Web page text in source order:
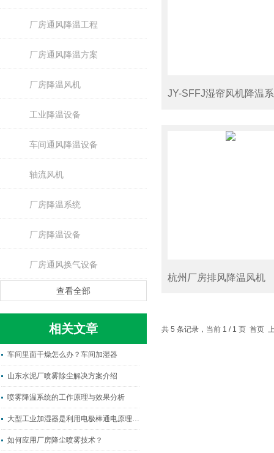
厂房通风降温工程
厂房通风降温方案
厂房降温风机
工业降温设备
车间通风降温设备
轴流风机
厂房降温系统
厂房降温设备
厂房通风换气设备
查看全部
相关文章
车间里面干燥怎么办？车间加湿器
山东水泥厂喷雾除尘解决方案介绍
喷雾降温系统的工作原理与效果分析
大型工业加湿器是利用电极棒通电原理进行作业的
如何应用厂房降尘喷雾技术？
杭州厂房排风降温风机
共 5 条记录，当前 1 / 1 页 首页